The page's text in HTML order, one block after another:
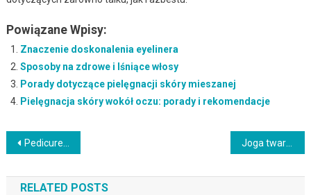
Powiązane Wpisy:
Znaczenie doskonalenia eyelinera
Sposoby na zdrowe i lśniące włosy
Porady dotyczące pielęgnacji skóry mieszanej
Pielęgnacja skóry wokół oczu: porady i rekomendacje
Nawigacja
wpisu
Pedicure kosmetyczny: Co warto wiedzieć o zabiegu i jego korzyściach? Joga twarzy: naturalna metoda na młodszy wygląd i zdrową skórę
RELATED POSTS